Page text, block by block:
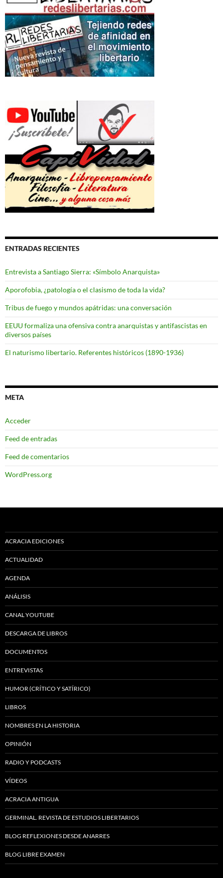
ENTRADAS RECIENTES
Entrevista a Santiago Sierra: «Símbolo Anarquista»
Aporofobia, ¿patología o el clasismo de toda la vida?
Tribus de fuego y mundos apátridas: una conversación
EEUU formaliza una ofensiva contra anarquistas y antifascistas en
diversos países
El naturismo libertario. Referentes históricos (1890-1936)
META
Acceder
Feed de entradas
Feed de comentarios
WordPress.org
ACRACIA EDICIONES
ACTUALIDAD
AGENDA
ANÁLISIS
CANAL YOUTUBE
DESCARGA DE LIBROS
DOCUMENTOS
ENTREVISTAS
HUMOR (CRÍTICO Y SATÍRICO)
LIBROS
NOMBRES EN LA HISTORIA
OPINIÓN
RADIO Y PODCASTS
VÍDEOS
ACRACIA ANTIGUA
GERMINAL. REVISTA DE ESTUDIOS LIBERTARIOS
BLOG REFLEXIONES DESDE ANARRES
BLOG LIBRE EXAMEN